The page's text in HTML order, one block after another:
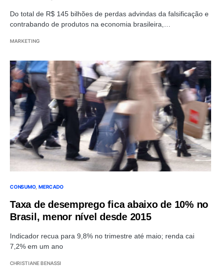
Do total de R$ 145 bilhões de perdas advindas da falsificação e
contrabando de produtos na economia brasileira,…
MARKETING
CONSUMO MERCADO
Taxa de desemprego fica abaixo de 10% no
Brasil, menor nível desde 2015
Indicador recua para 9,8% no trimestre até maio; renda cai
7,2% em um ano
CHRISTIANE BENASSI